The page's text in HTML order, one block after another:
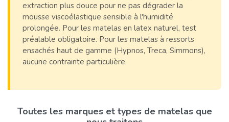
extraction plus douce pour ne pas dégrader la
mousse viscoélastique sensible à l'humidité
prolongée. Pour les matelas en latex naturel, test
préalable obligatoire. Pour les matelas à ressorts
ensachés haut de gamme (Hypnos, Treca, Simmons),
aucune contrainte particulière.
Toutes les marques et types de matelas que